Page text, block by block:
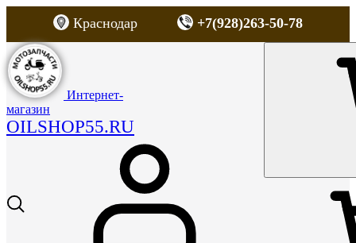
Краснодар +7(928)263-50-78
Интернет-
магазин
OILSHOP55.RU